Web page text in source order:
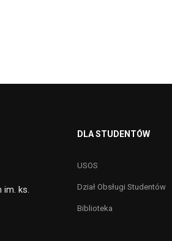
im. ks.
DLA STUDENTÓW
USOS
Dział Obsługi Studentów
Biblioteka